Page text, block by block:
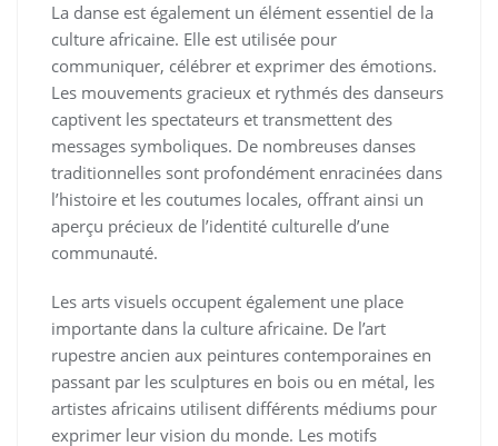
La danse est également un élément essentiel de la
culture africaine. Elle est utilisée pour
communiquer, célébrer et exprimer des émotions.
Les mouvements gracieux et rythmés des danseurs
captivent les spectateurs et transmettent des
messages symboliques. De nombreuses danses
traditionnelles sont profondément enracinées dans
l’histoire et les coutumes locales, offrant ainsi un
aperçu précieux de l’identité culturelle d’une
communauté.
Les arts visuels occupent également une place
importante dans la culture africaine. De l’art
rupestre ancien aux peintures contemporaines en
passant par les sculptures en bois ou en métal, les
artistes africains utilisent différents médiums pour
exprimer leur vision du monde. Les motifs